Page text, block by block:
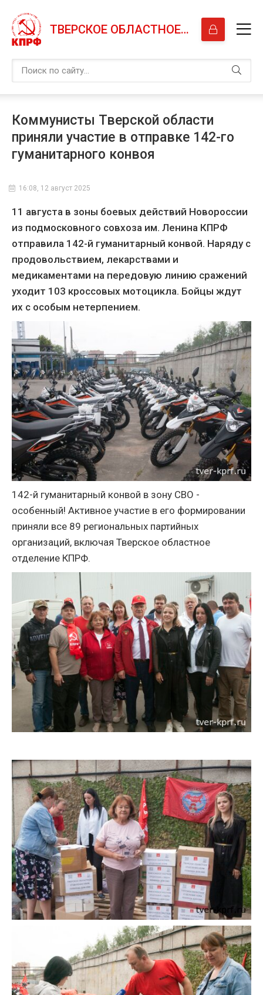
ТВЕРСКОЕ ОБЛАСТНОЕ ОТДЕЛЕНИЕ КПРФ
Коммунисты Тверской области
приняли участие в отправке 142-го
гуманитарного конвоя
16:08, 12 август 2025
11 августа в зоны боевых действий Новороссии
из подмосковного совхоза им. Ленина КПРФ
отправила 142-й гуманитарный конвой. Наряду с
продовольствием, лекарствами и
медикаментами на передовую линию сражений
уходит 103 кроссовых мотоцикла. Бойцы ждут
их с особым нетерпением.
142-й гуманитарный конвой в зону СВО -
особенный! Активное участие в его формировании
приняли все 89 региональных партийных
организаций, включая Тверское областное
отделение КПРФ.